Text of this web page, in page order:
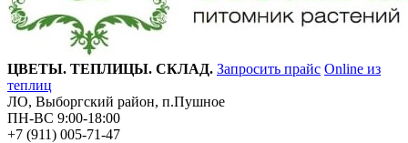
ЦВЕТЫ. ТЕПЛИЦЫ. СКЛАД. Запросить прайс Online из
теплиц
ЛО, Выборгский район, п.Пушное
ПН-ВС 9:00-18:00
+7 (911) 005-71-47